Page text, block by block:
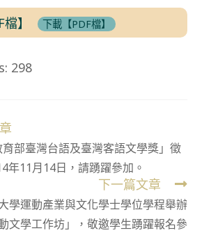
】 下載【PDF檔】
298
育部臺灣台語及臺灣客語文學獎」徵
年11月14日，請踴躍參加。
下一篇文章
學運動產業與文化學士學位學程舉辦
文學工作坊」，敬邀學生踴躍報名參